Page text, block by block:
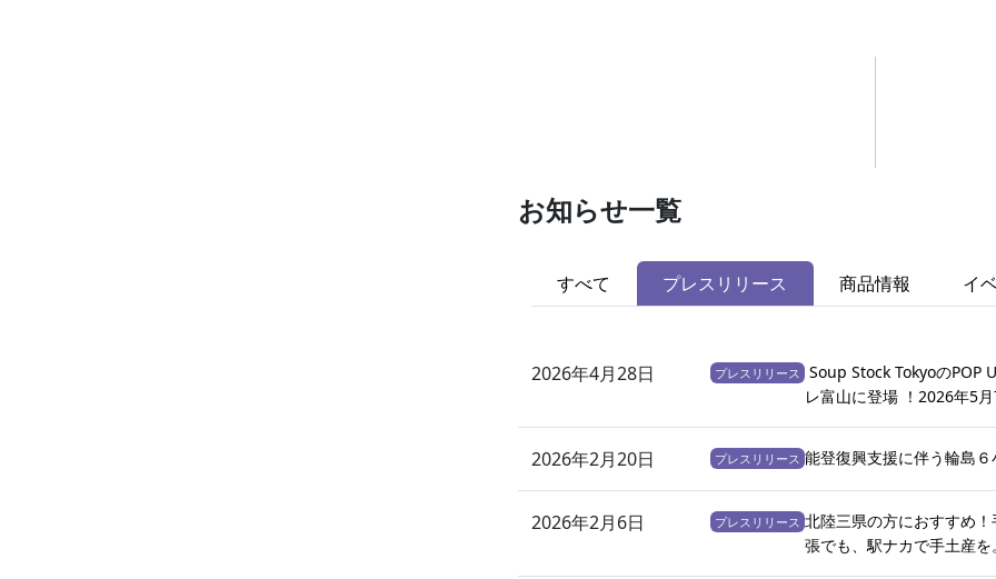
お知らせ一覧
すべて プレスリリース 商品情報 イ
2026年4月28日 プレスリリース Soup Stock TokyoのPOP
レ富山に登場 ！2026年5
2026年2月20日 プレスリリース 能登復興支援に伴う輪島
2026年2月6日 プレスリリース 北陸三県の方におすすめ
張でも、駅ナカで手土産を。